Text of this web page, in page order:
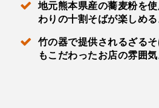
地元熊本県産の蕎麦粉を
わりの十割そばが楽しめる
竹の器で提供されるざる
もこだわったお店の雰囲気